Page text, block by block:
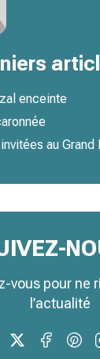
enceinte
au Grand
vous pour ne
l’actualité